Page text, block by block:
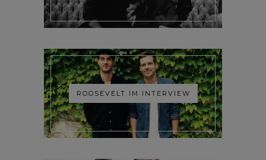
ROOSEVELT IM INTERVIEW